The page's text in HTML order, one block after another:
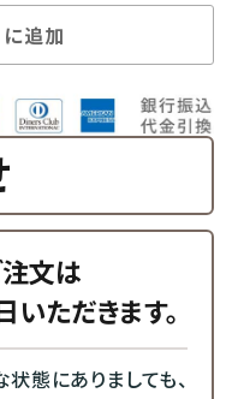
追加
注文は
ただきます。
態にありましても、